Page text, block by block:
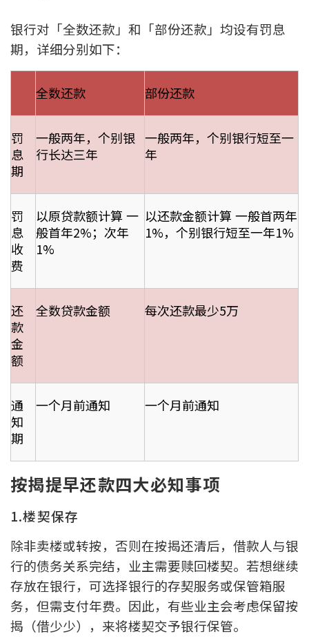
免费装修转介服务
火险、家居、宠物保险
保险资讯专栏
联络我们
联络方式
网上申请按揭转介
条款及细则
私隐政策
本网站采用无障碍网页设计，如有任何问题，可查询：
2889 2886 / cmb@mail.centanet.com
中原地产
银行对「全数还款」和「部份还款」均设有罚息
期，详细分别如下：
全数还款 部份还款
罚
息
期
一般两年，个别银
行长达三年
一般两年，个别银行短至一
年
罚
息
收
费
以原贷款额计算 一
般首年2%；次年
1%
以还款金额计算 一般首两年
1%，个别银行短至一年1%
还
款
金
额
全数贷款金额 每次还款最少5万
通
知
期
一个月前通知 一个月前通知
按揭提早还款四大必知事项
1.楼契保存
除非卖楼或转按，否则在按揭还清后，借款人与银
行的债务关系完结，业主需要赎回楼契。若想继续
存放在银行，可选择银行的存契服务或保管箱服
务，但需支付年费。因此，有些业主会考虑保留按
揭（借少少），来将楼契交予银行保管。